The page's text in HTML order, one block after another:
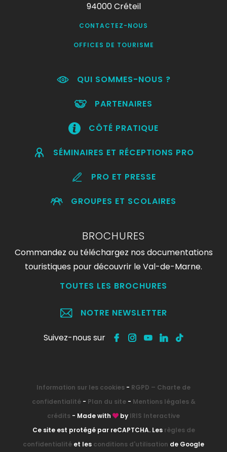
94000 Créteil
CONTACTEZ-NOUS
OFFICES DE TOURISME
QUI SOMMES-NOUS ?
PARTENAIRES
CÔTÉ PRATIQUE
SÉMINAIRES ET RÉCEPTIONS PRO
PRO ET PRESSE
GROUPES ET SCOLAIRES
BROCHURES
Commandez ou téléchargez nos documentations
touristiques pour découvrir le Val-de-Marne.
TOUTES LES BROCHURES
NOTRE NEWSLETTER
Suivez-nous sur
Information sur les cookies - RGPD – Charte de
confidentialité- Plan du site- Mentions légales &
crédits - Made with by IRIS Interactive
Ce site est protégé par reCAPTCHA. Les règles de
confidentialité et les conditions d'utilisation de Google